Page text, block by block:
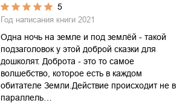
5
Год написания книги 2021
Одна ночь на земле и под землёй - такой
подзаголовок у этой доброй сказки для
дошколят. Доброта - это то самое
волшебство, которое есть в каждом
обитателе Земли.Действие происходит не в
параллель…